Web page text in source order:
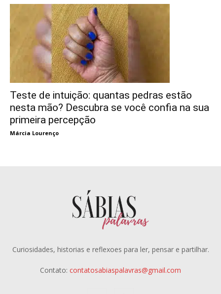
Teste de intuição: quantas pedras estão
nesta mão? Descubra se você confia na sua
primeira percepção
Márcia Lourenço
Curiosidades, historias e reflexoes para ler, pensar e partilhar.
Contato: contatosabiaspalavras@gmail.com